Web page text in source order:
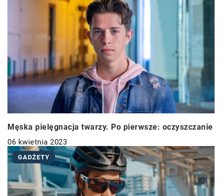
Męska pielęgnacja twarzy. Po pierwsze: oczyszczanie
06 kwietnia 2023
GADŻETY